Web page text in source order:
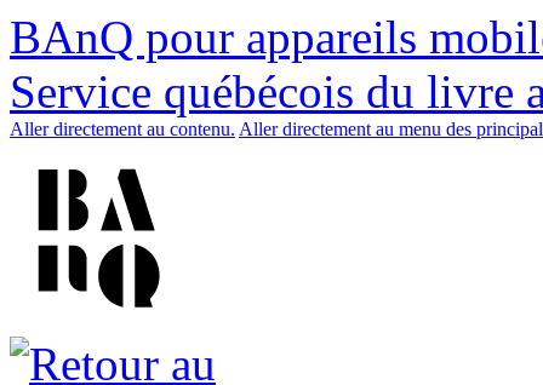
BAnQ pour appareils
Service québécois du livre
Aller directement au contenu. Aller directement au menu des